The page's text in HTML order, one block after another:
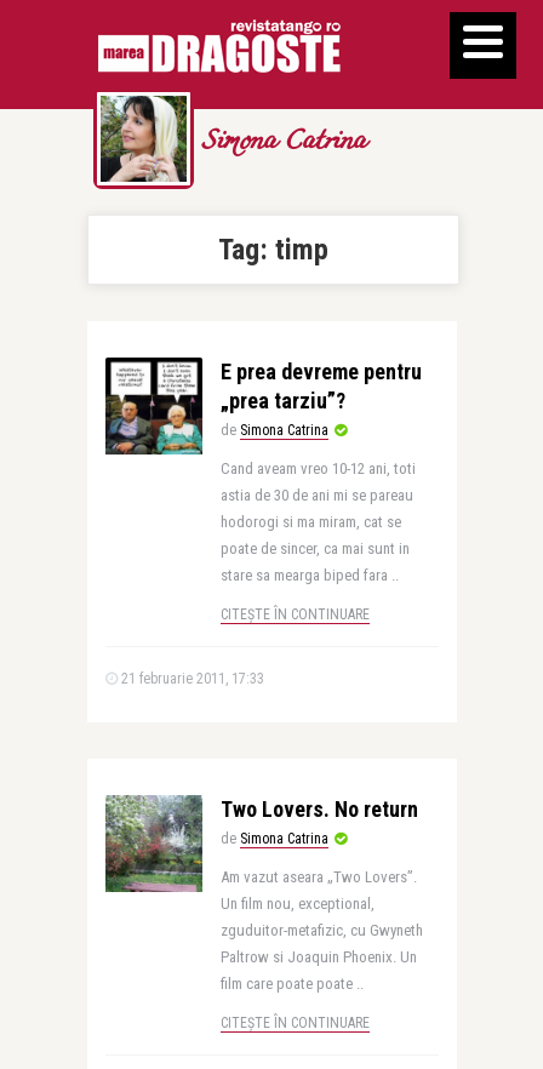
Simona Catrina
Tag: timp
E prea devreme pentru
„prea tarziu”?
de Simona Catrina
Cand aveam vreo 10-12 ani, toti
astia de 30 de ani mi se pareau
hodorogi si ma miram, cat se
poate de sincer, ca mai sunt in
stare sa mearga biped fara ..
CITEȘTE ÎN CONTINUARE
21 februarie 2011, 17:33
Two Lovers. No return
de Simona Catrina
Am vazut aseara „Two Lovers”.
Un film nou, exceptional,
zguduitor-metafizic, cu Gwyneth
Paltrow si Joaquin Phoenix. Un
film care poate poate ..
CITEȘTE ÎN CONTINUARE